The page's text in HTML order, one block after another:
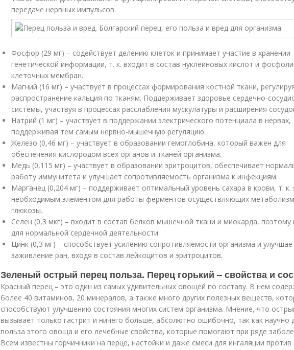
передаче нервных импульсов.
Фосфор (29 мг) – содействует делению клеток и принимает участие в хранении
генетической информации, т. к. входит в состав нуклеиновых кислот и
клеточных мембран.
Магний (16 мг) – участвует в процессах формирования костной ткани,
распространение кальция по тканям. Поддерживает здоровье сердечно-
системы, участвуя в процессах расслабления мускулатуры и расширения
Натрий (1 мг) – участвует в поддержании электрического потенциала в нервах,
поддерживая тем самым нервно-мышечную регуляцию.
Железо (0,46 мг) – участвует в образовании гемоглобина, который важен для
обеспечения кислородом всех органов и тканей организма.
Медь (0,115 мг) – участвует в образовании эритроцитов, обеспечивает
работу иммунитета и улучшает сопротивляемость организма к инфекциям.
Марганец (0,204 мг) – поддерживает оптимальный уровень сахара в крови, т. к.
необходимым элементом для работы ферментов осуществляющих метаболизм
глюкозы.
Селен (0,3 мкг) – входит в состав белков мышечной ткани и миокарда, поэтому
для нормальной сердечной деятельности.
Цинк (0,3 мг) – способствует усилению сопротивляемости организма и
заживление ран, входя в состав лейкоцитов и эритроцитов.
Зеленый острый перец польза. Перец горький – свойства и
Красный перец – это один из самых удивительных овощей по составу. В нем
более 40 витаминов, 20 минералов, а также много других полезных веществ,
способствуют улучшению состояния многих систем организма. Мнение, что
вызывает только гастрит и ничего больше, абсолютно ошибочно, так как научно
польза этого овоща и его лечебные свойства, которые помогают при ряде
Всем известны горчичники на перце, настойки и даже смеси для ингаляции против